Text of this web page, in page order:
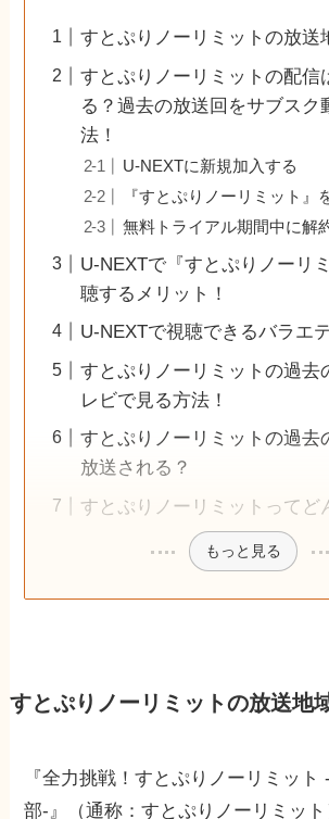
すとぷりノーリミットの放送
すとぷりノーリミットの配信
る？過去の放送回をサブスク
法！
U-NEXTに新規加入する
『すとぷりノーリミット』
無料トライアル期間中に解
U-NEXTで『すとぷりノーリ
聴するメリット！
U-NEXTで視聴できるバラエ
すとぷりノーリミットの過去
レビで見る方法！
すとぷりノーリミットの過去
放送される？
すとぷりノーリミットってど
もっと見る
すとぷりノーリミットの放送地
『全力挑戦！すとぷりノーリミット
部-』（通称：すとぷりノーリミッ